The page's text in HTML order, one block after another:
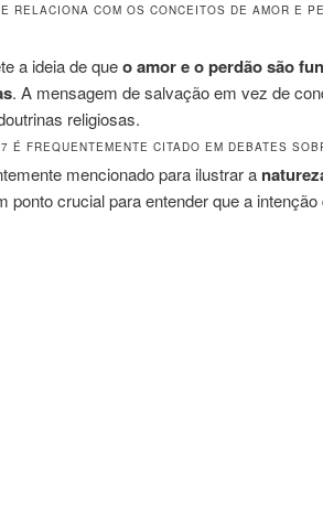
RELACIONA COM OS CONCEITOS DE AMOR E
a ideia de queo amor e o perdão são
. A mensagem de salvação em vez de
religiosas.
É FREQUENTEMENTE CITADO EM DEBATES
mencionado para ilustrar a
ponto crucial para entender que a